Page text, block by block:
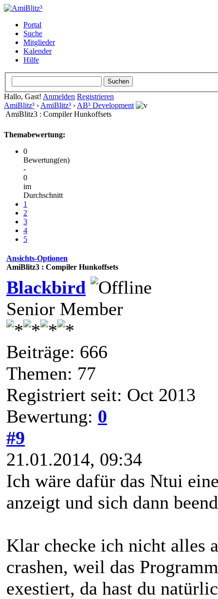
Portal
Suche
Mitglieder
Kalender
Hilfe
Hallo, Gast! Anmelden Registrieren
AmiBlitz³ › AmiBlitz³ › AB³ Development
AmiBlitz3 : Compiler Hunkoffsets
Themabewertung:
0
Bewertung(en)
-
0
im
Durchschnitt
1
2
3
4
5
Ansichts-Optionen
AmiBlitz3 : Compiler Hunkoffsets
Blackbird
Senior Member
Beiträge: 666
Themen: 77
Registriert seit: Oct 2013
Bewertung: 0
#9
21.01.2014, 09:34
Ich wäre dafür das Ntui
anzeigt und sich dann
Klar checke ich nicht alles
crashen, weil das
exestiert, da hast du